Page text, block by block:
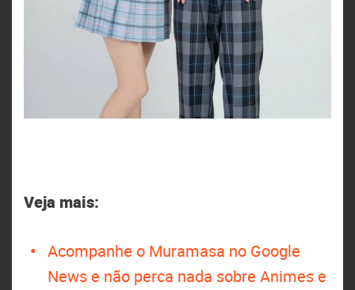
Veja mais:
Acompanhe o Muramasa no Google
News e não perca nada sobre Animes e